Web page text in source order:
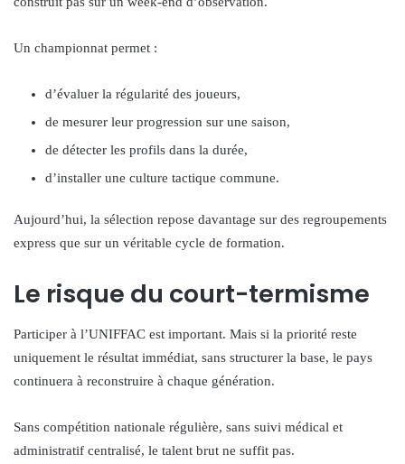
Un championnat permet :
d’évaluer la régularité des joueurs,
de mesurer leur progression sur une saison,
de détecter les profils dans la durée,
d’installer une culture tactique commune.
Aujourd’hui, la sélection repose davantage sur des regroupements
express que sur un véritable cycle de formation.
Le risque du court-termisme
Participer à l’UNIFFAC est important. Mais si la priorité reste
uniquement le résultat immédiat, sans structurer la base, le pays
continuera à reconstruire à chaque génération.
Sans compétition nationale régulière, sans suivi médical et
administratif centralisé, le talent brut ne suffit pas.